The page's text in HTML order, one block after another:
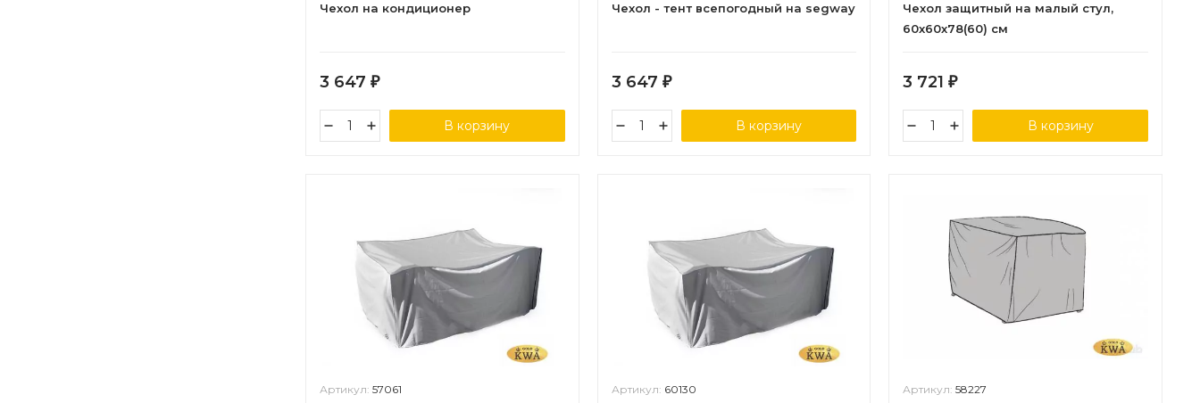
Чехол на кондиционер
3 647 ₽
В корзину
Чехол - тент всепогодный на segway
3 647 ₽
В корзину
Чехол защитный на малый стул,
60х60х78(60) см
3 721₽
В корзину
Артикул: 57061 Артикул: 60130 Артикул:58227